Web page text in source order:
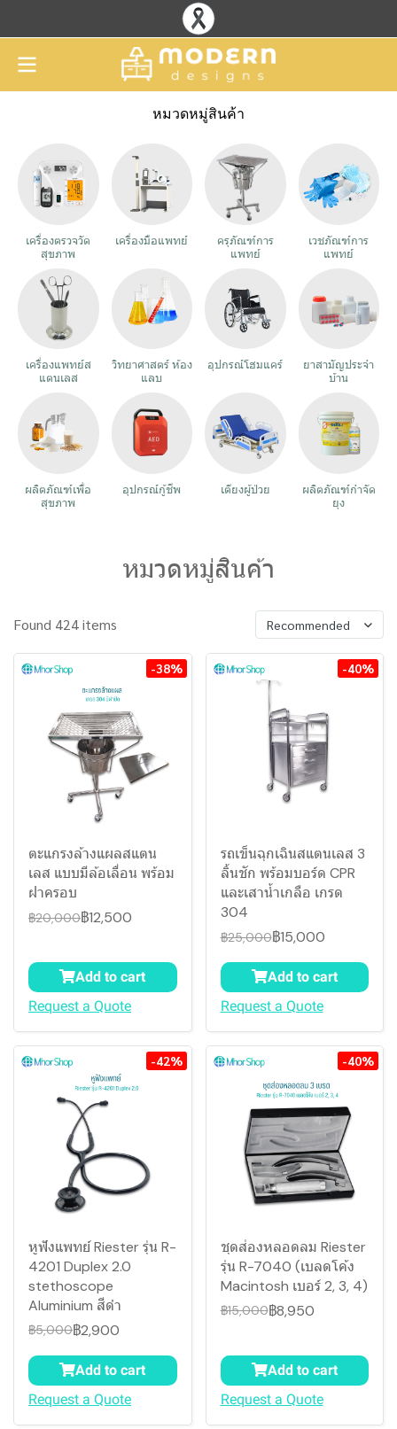
หมวดหมู่สินค้า
เครื่องตรวจวัด
สุขภาพ
เครื่องมือแพทย์
ครุภัณฑ์การ
แพทย์
เวชภัณฑ์การ
แพทย์
เครื่องแพทย์ส
แตนเลส
วิทยาศาสตร์ ห้อง
แลบ
อุปกรณ์โฮมแคร์
ยาสามัญประจำ
บ้าน
ผลิตภัณฑ์เพื่อ
สุขภาพ
อุปกรณ์กู้ชีพ เตียงผู้ป่วย
ผลิตภัณฑ์กำจัด
ยุง
หมวดหมู่สินค้า
Found 424 items Recommended
-38%
ตะแกรงล้างแผลสแตน
เลส แบบมีล้อเลื่อน พร้อม
ฝาครอบ
฿20,000฿12,500
Add to cart
Request a Quote
-40%
รถเข็นฉุกเฉินสแตนเลส 3
ลิ้นชัก พร้อมบอร์ด CPR
และเสาน้ำเกลือ เกรด
304
฿25,000฿15,000
Add to cart
Request a Quote
-42%
หูฟังแพทย์ Riester รุ่น R-
4201 Duplex 2.0
stethoscope
Aluminium สีดำ
฿5,000฿2,900
Add to cart
Request a Quote
-40%
ชุดส่องหลอดลม Riester
รุ่น R-7040 (เบลดโค้ง
Macintosh เบอร์ 2, 3, 4)
฿15,000฿8,950
Add to cart
Request a Quote